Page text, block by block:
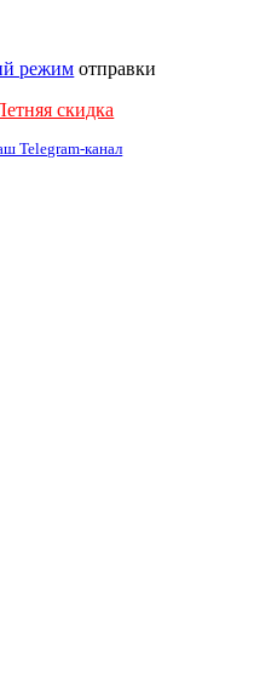
режим отправки
скидка
Telegram-канал